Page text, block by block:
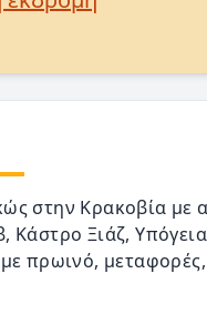
στην Κρακοβία
Κάστρο Ξιάζ,
πρωινό,